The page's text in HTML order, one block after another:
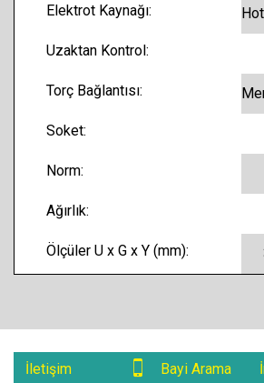
Elektrot Kaynağı:
Uzaktan Kontrol:
Torç Bağlantısı:
Soket:
Norm:
Ağırlık:
Ölçüler U x G x Y (mm):
İletişim Bayi Arama